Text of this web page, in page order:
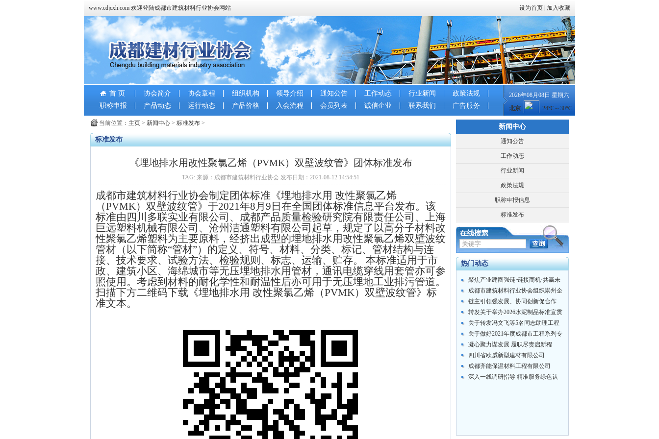
www.cdjcxh.com 欢迎登陆成都市建筑材料行业协会网站 设为首页 加入收藏
首 页 协会简介 协会章程 组织机构 领导介绍 通知公告 工作动态 行业新闻
政策法规
职称申报
产品动态 运行动态 产品价格 入会流程 会员列表 诚信企业 联系我们 广告服务
2026年08月08日 星期六
当前位置： 主页 > 新闻中心 > 标准发布 >
标准发布
《埋地排水用改性聚氯乙烯（PVMK）双壁波纹管》团体标准发布
TAG: 来源：成都市建筑材料行业协会 发布日期：2021-08-12 14:54:51
成都市建筑材料行业协会制定团体标准《埋地排水用 改性聚氯乙烯
（PVMK）双壁波纹管》于2021年8月 9 日在全国团体标准信息平台发布。该
标准由四川多联实业有限公司、成都产品质量检验研究院有限责任公司、上海
巨远塑料机械有限公司、沧州洁通塑料有限公司 起草 ，规定了以高分子材料改
性聚氯乙烯塑料为主要原料，经挤出成型的埋地排水用改性聚氯乙烯双壁波纹
管材（以下简称“管材”）的定义、符号、材料、分类、标记、管材结构与连
接、技术要求、试验方法、检验规则、标志、运输、贮存。 本标准适用于市
政、建筑小区、海绵城市等无压埋地排水用管材，通讯电缆穿线用套管亦可参
照使用。考虑到材料的耐化学性和耐温性后亦可用于无压埋地工业排污管道。
扫描下方二维码下载《埋地排水用 改性聚氯乙烯（PVMK）双壁波纹管》标
准文本。
新闻中心
通知公告
工作动态
行业新闻
政策法规
职称申报信息
标准发布
热门动态
聚焦产业建圈强链·链接商机·共赢未
来 ...
成都市建筑材料行业协会组织崇州企
业及会员...
链主引领强发展、协同创新促合作
——成都市...
转发关于举办2026水泥制品标准宣贯
培训...
关于转发冯文飞等5名同志助理工程
师专业技...
关于做好2021年度成都市工程系列专
业技...
凝心聚力谋发展 履职尽责启新程
——成都市...
四川省欧威新型建材有限公司
成都齐能保温材料工程有限公司
深入一线调研指导 精准服务绿色认